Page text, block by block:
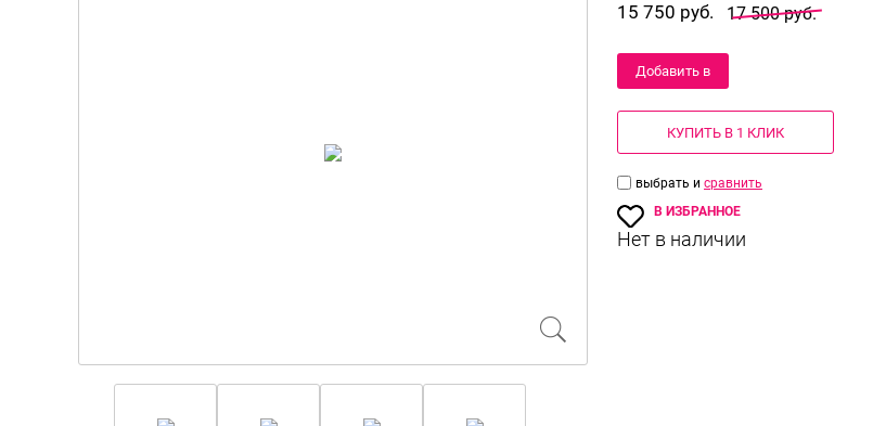
15 750 руб. 17 500 руб.
Добавить в
корзину
КУПИТЬ В 1 КЛИК
выбрать и сравнить
В ИЗБРАННОЕ